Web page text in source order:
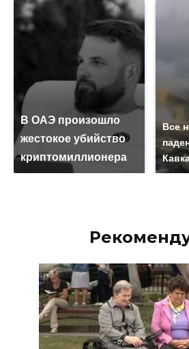
В ОАЭ произошло
жестокое убийство
криптомиллионера
Все